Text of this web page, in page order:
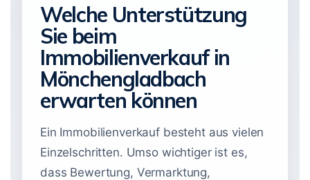
Welche Unterstützung
Sie beim
Immobilienverkauf in
Mönchengladbach
erwarten können
Ein Immobilienverkauf besteht aus vielen
Einzelschritten. Umso wichtiger ist es,
dass Bewertung, Vermarktung,